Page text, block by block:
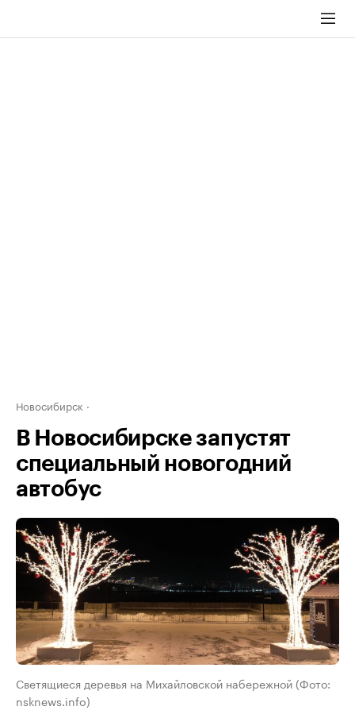
Новосибирск
В Новосибирске запустят
специальный новогодний
автобус
Светящиеся деревья на Михайловской набережной (Фото:
nsknews.info)